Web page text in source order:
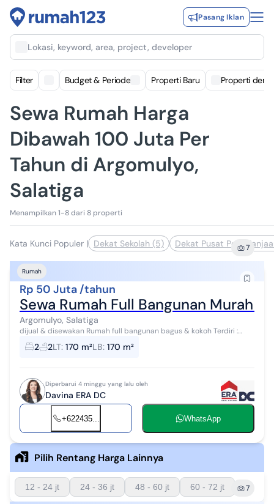
Pasang Iklan
Lokasi, keyword, area, project, developer
Filter Budget & Periode Properti Baru Properti
Sewa Rumah Harga
Dibawah 100 Juta Per
Tahun di Argomulyo,
Salatiga
Menampilkan 1-8 dari 8 properti
Kata Kunci Populer | Dekat Sekolah (5) Dekat Pusat 7
Rumah
Rp 50 Juta /tahun
Sewa Rumah Full Bangunan Murah
Argomulyo, Salatiga
dijual & disewakan Rumah full bangunan bagus & kokoh Terdiri :
Kamar tidur 2 Kamar mandi 2 Listrik 2200 Air PAM Hadap timur Luas
tanah 170...
2 2LT: 170 m²LB: 170 m²
Diperbarui 4 minggu yang lalu oleh
Davina ERA DC
+622435... WhatsApp
Pilih Rentang Harga Lainnya
12 - 24 jt 24 - 36 jt 48 - 60 jt 60 - 72 jt 7